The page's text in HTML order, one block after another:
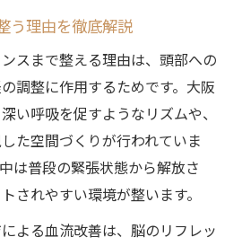
う理由を徹底解説
スまで整える理由は、頭部への
調整に作用するためです。大阪
い呼吸を促すようなリズムや、
た空間づくりが行われていま
は普段の緊張状態から解放さ
されやすい環境が整います。
よる血流改善は、脳のリフレッ